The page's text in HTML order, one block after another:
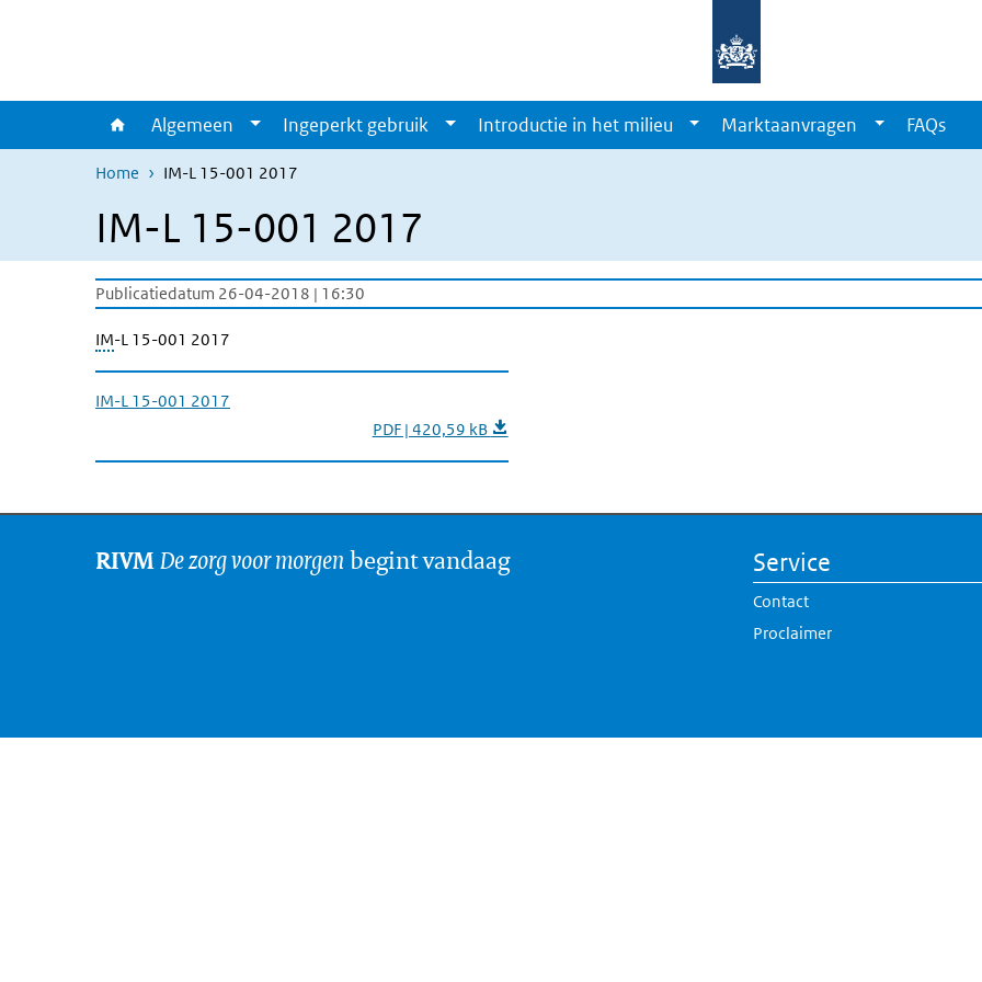
Algemeen Ingeperkt gebruik Introductie in het milieu Marktaanvragen FAQs
Home IM-L 15-001 2017
IM-L 15-001 2017
Publicatiedatum 26-04-2018 | 16:30
IM-L 15-001 2017
IM-L 15-001 2017
PDF | 420,59 kB
RIVMDe zorg voor morgen begint vandaag Service
Contact
Proclaimer